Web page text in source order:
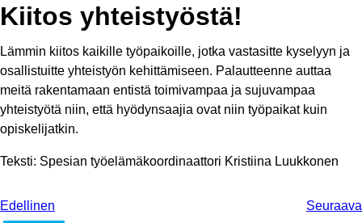
Kiitos yhteistyöstä!
Lämmin kiitos kaikille työpaikoille, jotka vastasitte kyselyyn ja
osallistuitte yhteistyön kehittämiseen. Palautteenne auttaa
meitä rakentamaan entistä toimivampaa ja sujuvampaa
yhteistyötä niin, että hyödynsaajia ovat niin työpaikat kuin
opiskelijatkin.
Teksti: Spesian työelämäkoordinaattori Kristiina Luukkonen
Edellinen Seuraava